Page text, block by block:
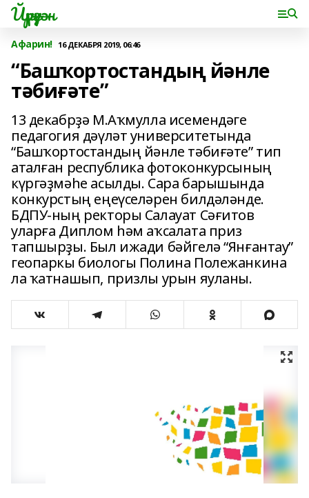
Йүрүҙән
Афарин! 16 ДЕКАБРЯ 2019, 06:46
“Башҡортостандың йәнле
тәбиғәте”
13 декабрҙә М.Аҡмулла исемендәге
педагогия дәүләт университетында
“Башҡортостандың йәнле тәбиғәте” тип
аталған республика фотоконкурсының
күргәҙмәһе асылды. Сара барышында
конкурстың еңеүселәрен билдәләнде.
БДПУ-ның ректоры Салауат Сәғитов
уларға Диплом һәм аҡсалата приз
тапшырҙы. Был ижади бәйгелә “Янғантау”
геопаркы биологы Полина Полежанкина
ла ҡатнашып, призлы урын яуланы.